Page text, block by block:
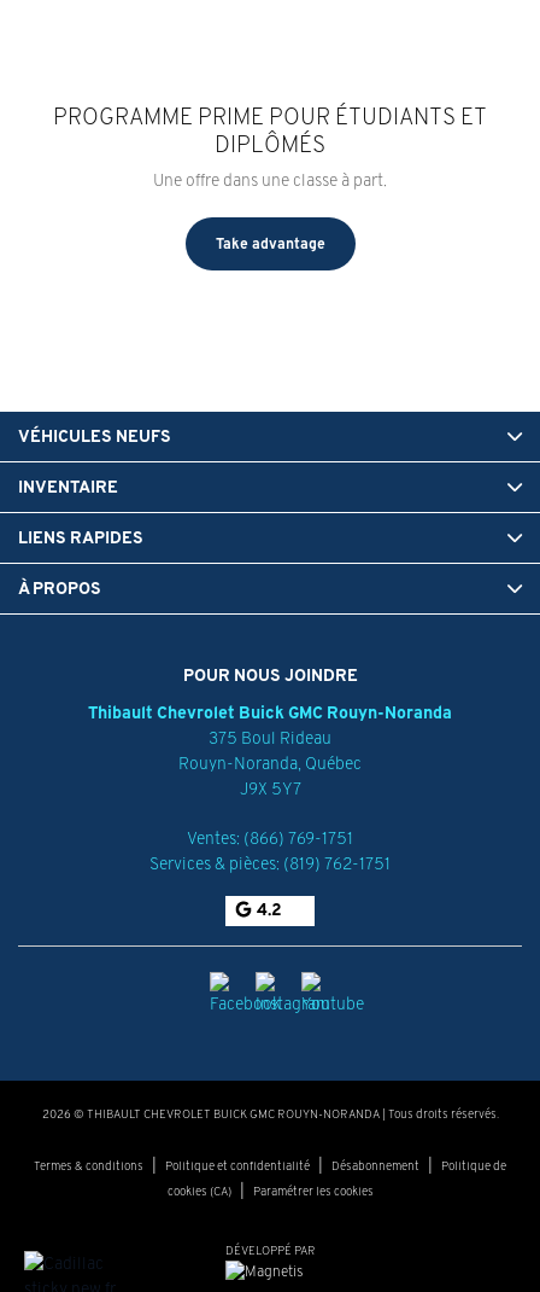
PROGRAMME PRIME POUR ÉTUDIANTS ET
DIPLÔMÉS
Une offre dans une classe à part.
Take advantage
POUR NOUS JOINDRE
Thibault Chevrolet Buick GMC Rouyn-Noranda
375 Boul Rideau
Rouyn-Noranda, Québec
J9X 5Y7
Ventes: (866) 769-1751
Services & pièces: (819) 762-1751
4.2
VÉHICULES NEUFS
INVENTAIRE
LIENS RAPIDES
À PROPOS
2026 © THIBAULT CHEVROLET BUICK GMC ROUYN-NORANDA| Tous droits réservés.
Termes & conditions | Politique et confidentialité | Désabonnement |
Politique de
cookies (CA)| Paramétrer les cookies
DÉVELOPPÉ PAR